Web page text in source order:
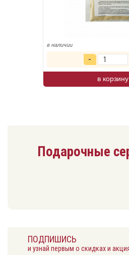
в наличии
в корзину
Подарочные
ПОДПИШИСЬ
и узнай первым о скидках и